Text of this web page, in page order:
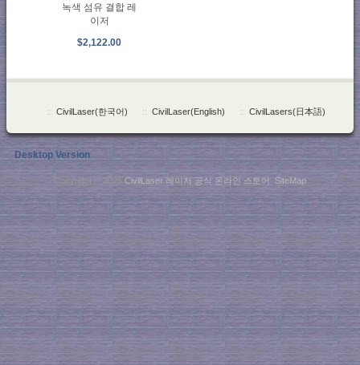
녹색 섬유 결합 레
이저
$2,122.00
:: CivilLaser(한국어) :: CivilLaser(English) :: CivilLasers(日本語)
Desktop Version
Copyright © 2026 CivilLaser 레이저 공식 온라인 스토어 SiteMap